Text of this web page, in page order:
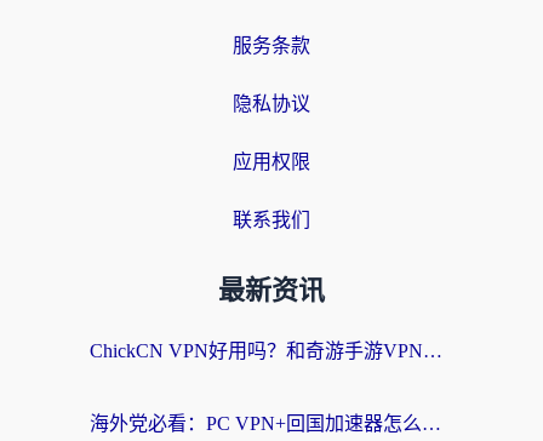
服务条款
隐私协议
应用权限
联系我们
最新资讯
ChickCN VPN好用吗？和奇游手游VPN对比哪个回国效果更好？海外党亲测实用指南
海外党必看：PC VPN+回国加速器怎么选？无缝访问国内资源全攻略